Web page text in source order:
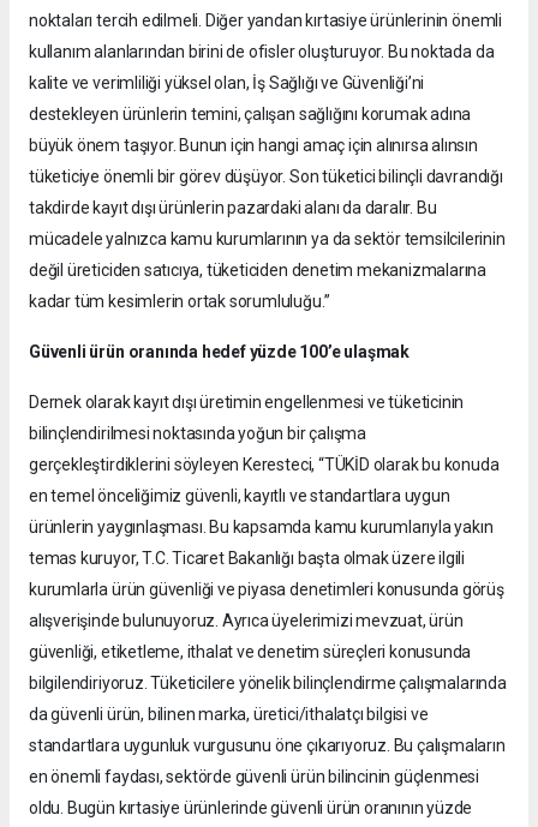
noktaları tercih edilmeli. Diğer yandan kırtasiye ürünlerinin önemli
kullanım alanlarından birini de ofisler oluşturuyor. Bu noktada da
kalite ve verimliliği yüksel olan, İş Sağlığı ve Güvenliği’ni
destekleyen ürünlerin temini, çalışan sağlığını korumak adına
büyük önem taşıyor. Bunun için hangi amaç için alınırsa alınsın
tüketiciye önemli bir görev düşüyor. Son tüketici bilinçli davrandığı
takdirde kayıt dışı ürünlerin pazardaki alanı da daralır. Bu
mücadele yalnızca kamu kurumlarının ya da sektör temsilcilerinin
değil üreticiden satıcıya, tüketiciden denetim mekanizmalarına
kadar tüm kesimlerin ortak sorumluluğu.”
Güvenli ürün oranında hedef yüzde 100’e ulaşmak
Dernek olarak kayıt dışı üretimin engellenmesi ve tüketicinin
bilinçlendirilmesi noktasında yoğun bir çalışma
gerçekleştirdiklerini söyleyen Keresteci, “TÜKİD olarak bu konuda
en temel önceliğimiz güvenli, kayıtlı ve standartlara uygun
ürünlerin yaygınlaşması. Bu kapsamda kamu kurumlarıyla yakın
temas kuruyor, T.C. Ticaret Bakanlığı başta olmak üzere ilgili
kurumlarla ürün güvenliği ve piyasa denetimleri konusunda görüş
alışverişinde bulunuyoruz. Ayrıca üyelerimizi mevzuat, ürün
güvenliği, etiketleme, ithalat ve denetim süreçleri konusunda
bilgilendiriyoruz. Tüketicilere yönelik bilinçlendirme çalışmalarında
da güvenli ürün, bilinen marka, üretici/ithalatçı bilgisi ve
standartlara uygunluk vurgusunu öne çıkarıyoruz. Bu çalışmaların
en önemli faydası, sektörde güvenli ürün bilincinin güçlenmesi
oldu. Bugün kırtasiye ürünlerinde güvenli ürün oranının yüzde